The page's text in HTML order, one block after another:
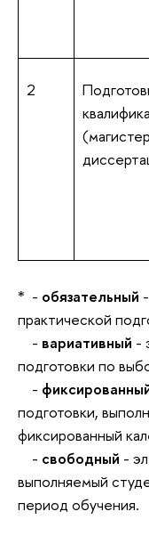
2
* - обязательный
практической
- вариативный -
подготовки по
-
подготовки,
фиксированный
- свободный -
выполняемый
период обучения.